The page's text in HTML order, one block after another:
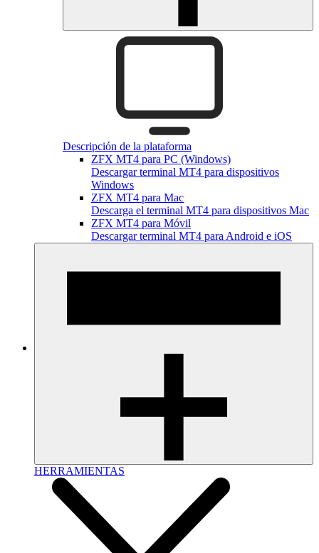
Descripción de la plataforma
ZFX MT4 para PC (Windows)
Descargar terminal MT4 para dispositivos
Windows
ZFX MT4 para Mac
Descarga el terminal MT4 para dispositivos Mac
ZFX MT4 para Móvil
Descargar terminal MT4 para Android e iOS
HERRAMIENTAS